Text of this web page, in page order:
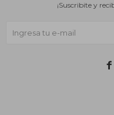
¡Suscribite y
